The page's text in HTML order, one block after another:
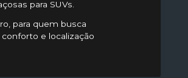
para SUVs.
para quem busca
conforto e localização